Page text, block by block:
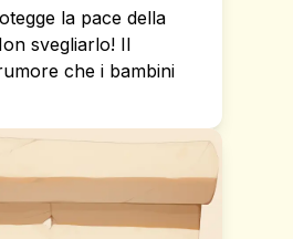
la pace della
svegliarlo! Il
che i bambini